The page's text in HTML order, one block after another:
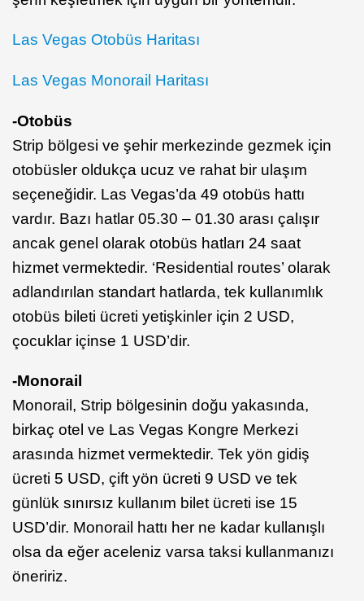
Las Vegas Otobüs Haritası
Las Vegas Monorail Haritası
-Otobüs
Strip bölgesi ve şehir merkezinde gezmek için
otobüsler oldukça ucuz ve rahat bir ulaşım
seçeneğidir. Las Vegas’da 49 otobüs hattı
vardır. Bazı hatlar 05.30 – 01.30 arası çalışır
ancak genel olarak otobüs hatları 24 saat
hizmet vermektedir. ‘Residential routes’ olarak
adlandırılan standart hatlarda, tek kullanımlık
otobüs bileti ücreti yetişkinler için 2 USD,
çocuklar içinse 1 USD’dir.
-Monorail
Monorail, Strip bölgesinin doğu yakasında,
birkaç otel ve Las Vegas Kongre Merkezi
arasında hizmet vermektedir. Tek yön gidiş
ücreti 5 USD, çift yön ücreti 9 USD ve tek
günlük sınırsız kullanım bilet ücreti ise 15
USD’dir. Monorail hattı her ne kadar kullanışlı
olsa da eğer aceleniz varsa taksi kullanmanızı
öneririz.